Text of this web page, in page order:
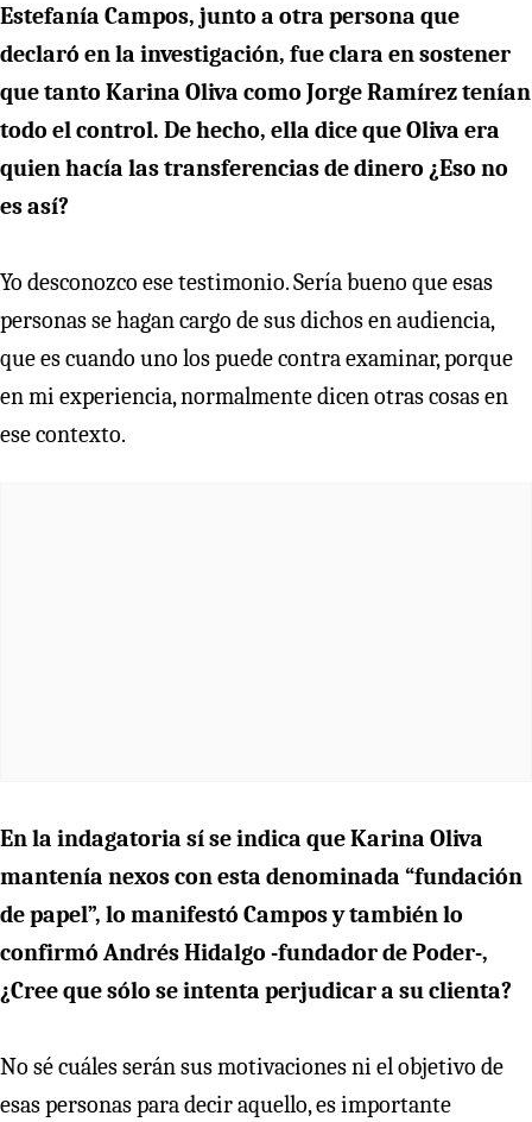
Estefanía Campos, junto a otra persona que
declaró en la investigación, fue clara en sostener
que tanto Karina Oliva como Jorge Ramírez tenían
todo el control. De hecho, ella dice que Oliva era
quien hacía las transferencias de dinero ¿Eso no
es así?
Yo desconozco ese testimonio. Sería bueno que esas
personas se hagan cargo de sus dichos en audiencia,
que es cuando uno los puede contra examinar, porque
en mi experiencia, normalmente dicen otras cosas en
ese contexto.
En la indagatoria sí se indica que Karina Oliva
mantenía nexos con esta denominada “fundación
de papel”, lo manifestó Campos y también lo
confirmó Andrés Hidalgo -fundador de Poder-,
¿Cree que sólo se intenta perjudicar a su clienta?
No sé cuáles serán sus motivaciones ni el objetivo de
esas personas para decir aquello, es importante